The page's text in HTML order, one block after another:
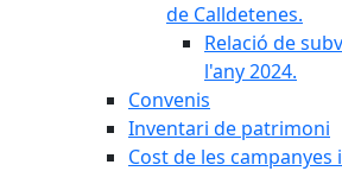
de Calldetenes.
Relació de
l'any 2024.
Convenis
Inventari de patrimoni
Cost de les